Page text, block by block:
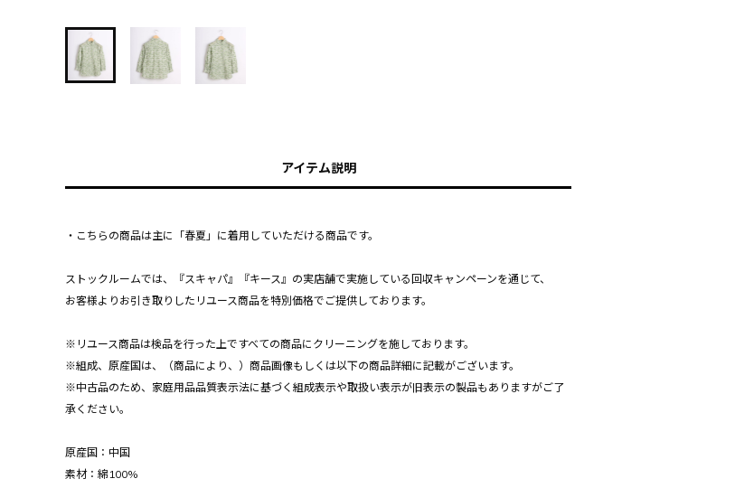
アイテム説明
・こちらの商品は主に「春夏」に着用していただける商品です。
ストックルームでは、『スキャパ』『キース』の実店舗で実施している回収キャンペーンを通じて、
お客様よりお引き取りしたリユース商品を特別価格でご提供しております。
※リユース商品は検品を行った上ですべての商品にクリーニングを施しております。
※組成、原産国は、（商品により、）商品画像もしくは以下の商品詳細に記載がございます。
※中古品のため、家庭用品品質表示法に基づく組成表示や取扱い表示が旧表示の製品もありますがご了
承ください。
原産国：中国
素材：綿100%